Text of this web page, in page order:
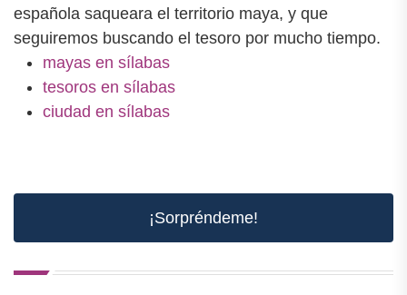
española saqueara el territorio maya, y que
seguiremos buscando el tesoro por mucho tiempo.
mayas en sílabas
tesoros en sílabas
ciudad en sílabas
¡Sorpréndeme!